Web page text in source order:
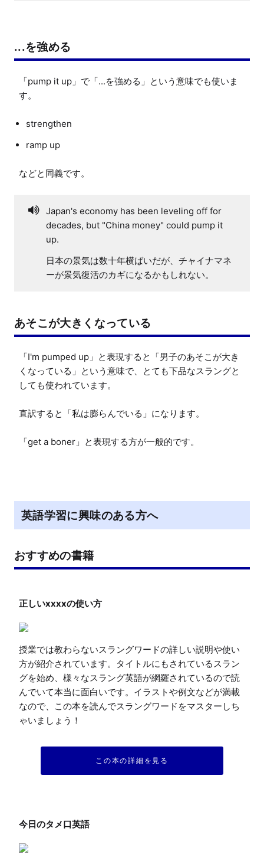
...を強める
「pump it up」で「...を強める」という意味でも使いま
strengthen
ramp up
Japan's economy has been leveling off for
decades, but "China money" could pump it
up.
日本の景気は数十年横ばいだが、チャイナマネ
ーが景気復活のカギになるかもしれない。
あそこが大きくなっている
「I'm pumped up」と表現すると「男子のあそこが大き
くなっている」という意味で、とても下品なスラングと
しても使われています。
直訳すると「私は膨らんでいる」になります。
「get a boner」と表現する方が一般的です。
英語学習に興味のある方へ
おすすめの書籍
授業では教わらないスラングワードの詳しい説明や使い
方が紹介されています。タイトルにもされているスラン
グを始め、様々なスラング英語が網羅されているので読
んでいて本当に面白いです。イラストや例文などが満載
なので、この本を読んでスラングワードをマスターしち
ゃいましょう！
この本の詳細を見る